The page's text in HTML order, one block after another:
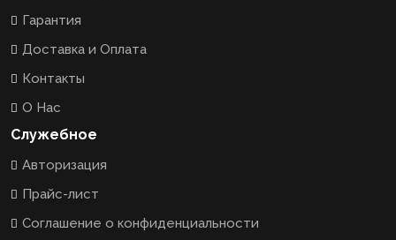
Гарантия
Доставка и Оплата
Контакты
О Нас
Служебное
Авторизация
Прайс-лист
Соглашение о конфиденциальности